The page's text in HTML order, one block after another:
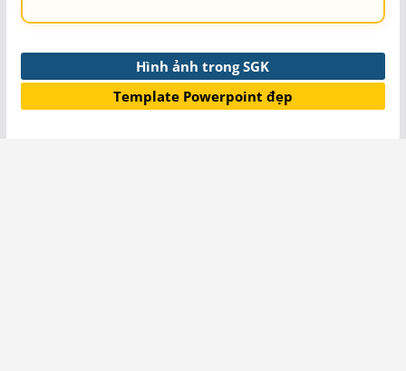
Hình ảnh trong SGK
Template Powerpoint đẹp